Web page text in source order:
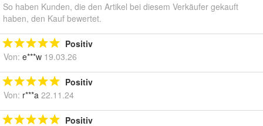
So haben Kunden, die den Artikel bei diesem Verkäufer gekauft
haben, den Kauf bewertet.
Positiv
Von: e***w 19.03.26
Positiv
Von: r***a 22.11.24
Positiv